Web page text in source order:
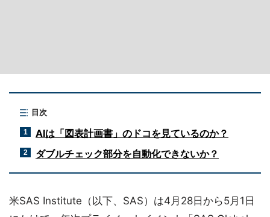
目次
1 AIは「図表計画書」のドコを見ているのか？
2 ダブルチェック部分を自動化できないか？
米SAS Institute（以下、SAS）は4月28日から5月1日